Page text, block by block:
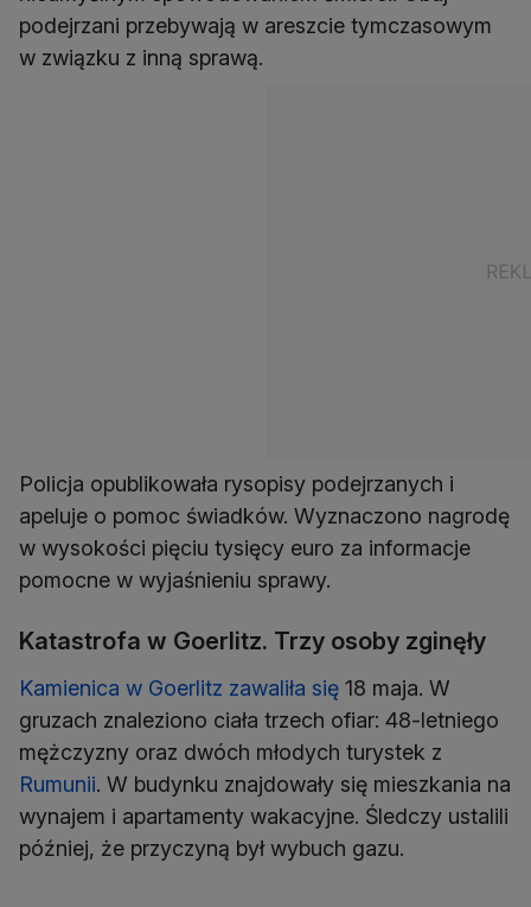
podejrzani przebywają w areszcie tymczasowym
w związku z inną sprawą.
Policja opublikowała rysopisy podejrzanych i
apeluje o pomoc świadków. Wyznaczono nagrodę
w wysokości pięciu tysięcy euro za informacje
pomocne w wyjaśnieniu sprawy.
Katastrofa w Goerlitz. Trzy osoby zginęły
Kamienica w Goerlitz zawaliła się 18 maja. W
gruzach znaleziono ciała trzech ofiar: 48-letniego
mężczyzny oraz dwóch młodych turystek z
Rumunii. W budynku znajdowały się mieszkania na
wynajem i apartamenty wakacyjne. Śledczy ustalili
później, że przyczyną był wybuch gazu.